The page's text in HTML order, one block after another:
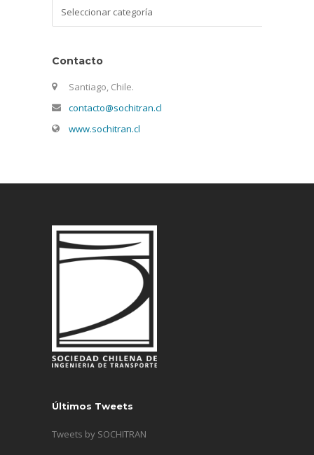
Contacto
Santiago, Chile.
contacto@sochitran.cl
www.sochitran.cl
Últimos Tweets
Tweets by SOCHITRAN